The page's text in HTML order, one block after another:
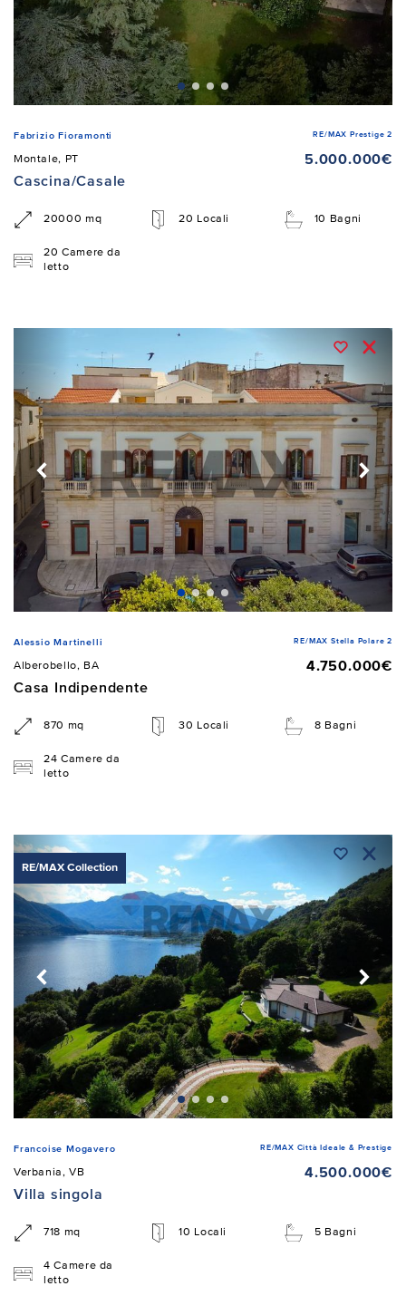
Fabrizio Fioramonti RE/MAX Prestige 2
Montale, PT
5.000.000€
Cascina/Casale
20000 mq 20 Locali 10 Bagni
20 Camere da
letto
Alessio Martinelli RE/MAX Stella Polare 2
Alberobello, BA
4.750.000€
Casa Indipendente
870 mq 30 Locali 8 Bagni
24 Camere da
letto
RE/MAX Collection
Francoise Mogavero RE/MAX Città Ideale & Prestige
Verbania, VB
4.500.000€
Villa singola
718 mq 10 Locali 5 Bagni
4 Camere da
letto